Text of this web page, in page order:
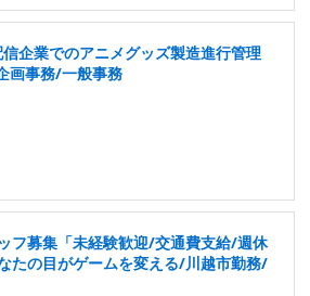
企業でのアニメグッズ製造進行管理
画事務/一般事務
フ募集「未経験歓迎/交通費支給/週休
たの目がゲームを変える/川越市勤務/